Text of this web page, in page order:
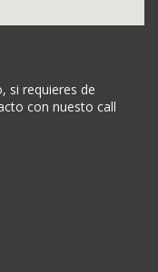
si requieres de
con nuesto call